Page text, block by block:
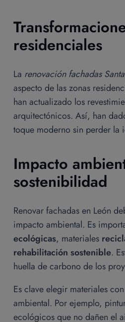
residenciales
La renovación fachadas
aspecto de las zonas
han actualizado los
arquitectónicos. Así, han
toque moderno sin perder la
Impacto
sostenibilidad
Renovar fachadas en León
impacto ambiental. Es
ecológicas, materiales
rehabilitación sostenible.
huella de carbono de los
Es clave elegir materiales
ambiental. Por ejemplo,
ecológicos que no dañen el